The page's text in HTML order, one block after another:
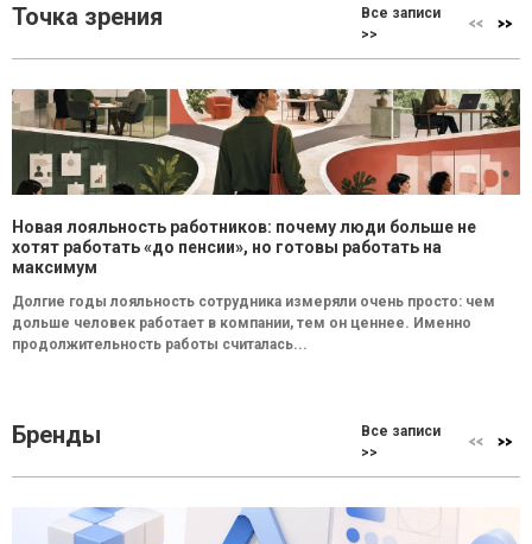
Точка зрения
Все записи
>>
Новая лояльность работников: почему люди больше не
хотят работать «до пенсии», но готовы работать на
максимум
Долгие годы лояльность сотрудника измеряли очень просто: чем
дольше человек работает в компании, тем он ценнее. Именно
продолжительность работы считалась...
Бренды
Все записи
>>